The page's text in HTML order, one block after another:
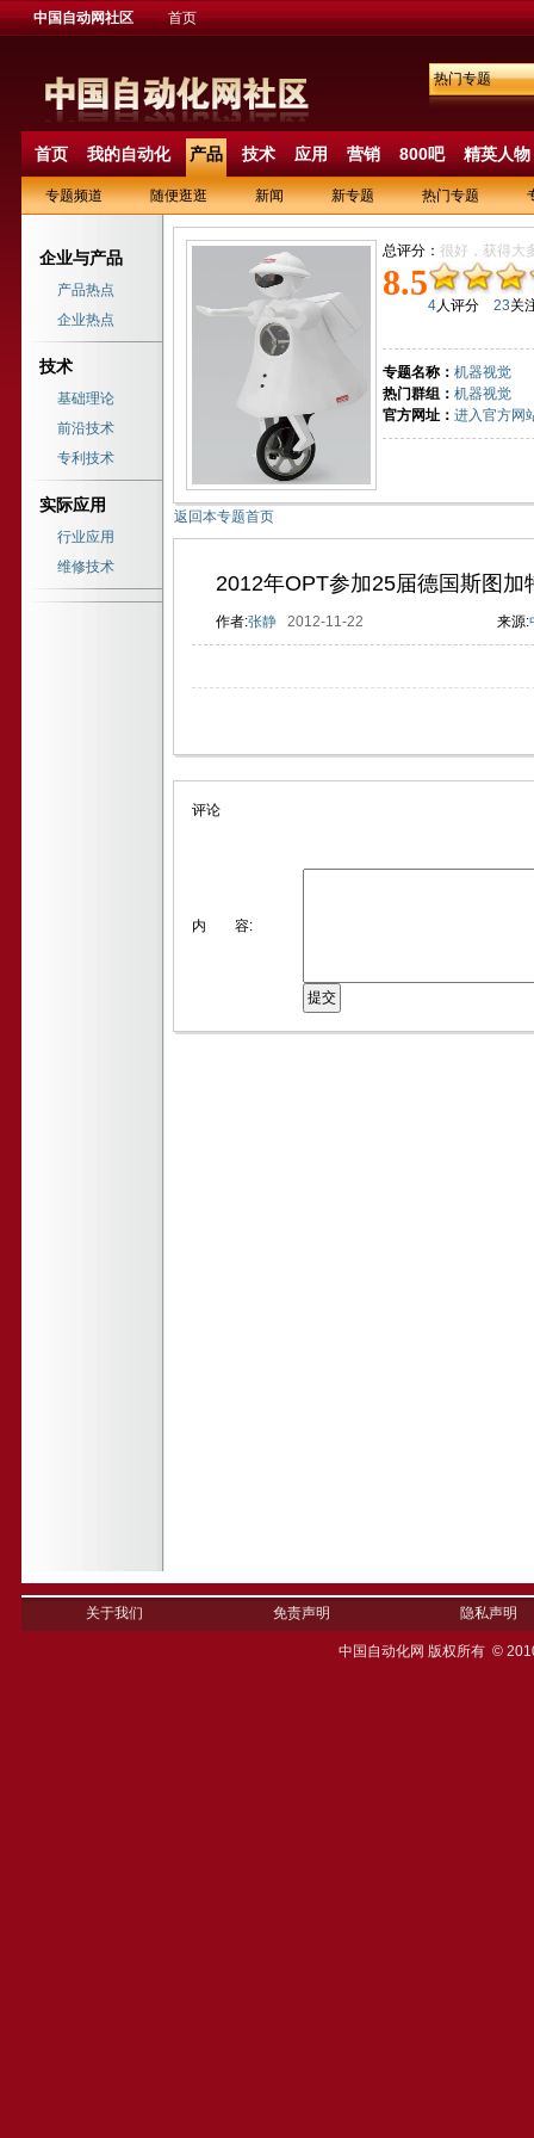
中国自动网社区 首页
热门专题
首页 我的自动化 产品 技术 应用 营销 800吧 精英人物
专题频道 随便逛逛 新闻 新专题 热门专题
企业与产品
产品热点
企业热点
技术
基础理论
前沿技术
专利技术
实际应用
行业应用
维修技术
总评分： 很好，获得大
8.5
4人评分 23
专题名称： 机器视觉
热门群组： 机器视觉
官方网址： 进入官方网
返回本专题首页
2012年OPT参加25届德国斯图加
作者:张静 2012-11-22 来源:
评论
内 容:
关于我们 免责声明 隐私声明
中国自动化网 版权所有 ©